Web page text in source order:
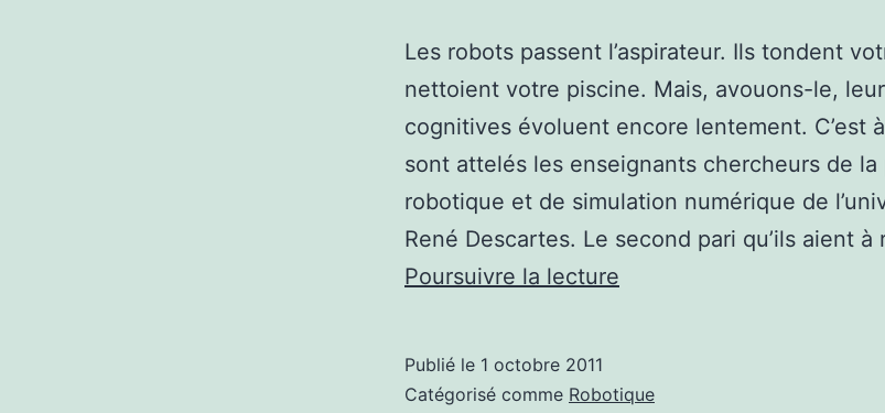
Les robots passent l’aspirateur. Ils tondent
nettoient votre piscine. Mais, avouons-le,
cognitives évoluent encore lentement. C’est
sont attelés les enseignants chercheurs de
robotique et de simulation numérique de
René Descartes. Le second pari qu’ils aient à
Poursuivre la lecture
au
Publié le 1 octobre 2011
Catégorisé comme Robotique